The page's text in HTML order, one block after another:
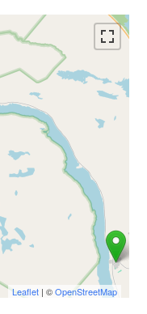
Leaflet| ©OpenStreetMap